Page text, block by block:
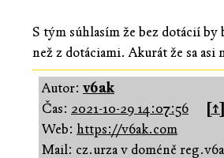
S tým súhlasím že bez dotácií
než z dotáciami. Akurát že sa asi
Autor: v6ak
Čas: 2021-10-29 14:07:56
[↑]
Web: https://v6ak.com
Mail: cz.urza v doméně